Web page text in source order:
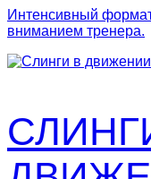
Интенсивный
вниманием тренера.